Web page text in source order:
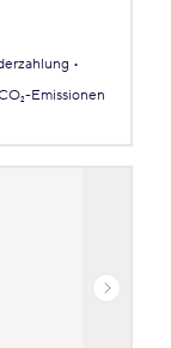
Emissionen